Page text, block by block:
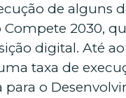
de alguns
2030,
digital. Até
taxa de
o